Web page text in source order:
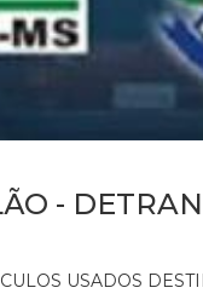
-
USADOS